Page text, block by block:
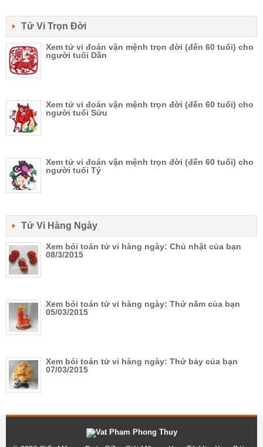
Tử Vi Trọn Đời
Xem tử vi đoán vận mệnh trọn đời (đến 60 tuổi) cho
người tuổi Dần
Xem tử vi đoán vận mệnh trọn đời (đến 60 tuổi) cho
người tuổi Sửu
Xem tử vi đoán vận mệnh trọn đời (đến 60 tuổi) cho
người tuổi Tý
Tử Vi Hàng Ngày
Xem bói toán tử vi hàng ngày: Chủ nhật của bạn
08/3/2015
Xem bói toán tử vi hàng ngày: Thứ năm của bạn
05/03/2015
Xem bói toán tử vi hàng ngày: Thứ bảy của bạn
07/03/2015